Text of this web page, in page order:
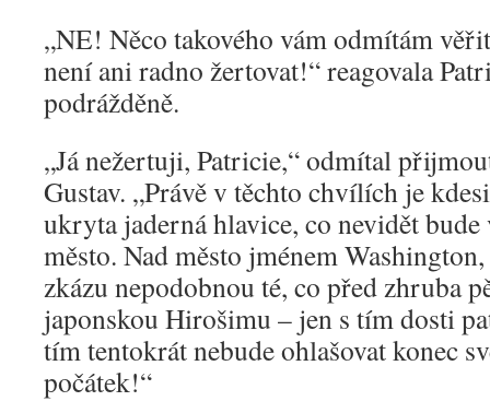
„NE! Něco takového vám odmítám
není ani radno žertovat!“ reagovala
podrážděně.
„Já nežertuji, Patricie,“ odmítal
Gustav. „Právě v těchto chvílích je
ukryta jaderná hlavice, co nevidět
město. Nad město jménem
zkázu nepodobnou té, co před zhruba
japonskou Hirošimu – jen s tím dosti
tím tentokrát nebude ohlašovat konec
počátek!“